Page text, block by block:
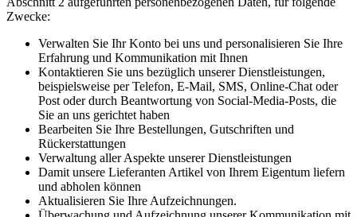
Zwecke:
Verwalten Sie Ihr Konto bei uns und personalisieren Sie Ihre
Erfahrung und Kommunikation mit Ihnen
Kontaktieren Sie uns bezüglich unserer Dienstleistungen,
beispielsweise per Telefon, E-Mail, SMS, Online-Chat oder
Post oder durch Beantwortung von Social-Media-Posts, die
Sie an uns gerichtet haben
Bearbeiten Sie Ihre Bestellungen, Gutschriften und
Rückerstattungen
Verwaltung aller Aspekte unserer Dienstleistungen
Damit unsere Lieferanten Artikel von Ihrem Eigentum liefern
und abholen können
Aktualisieren Sie Ihre Aufzeichnungen.